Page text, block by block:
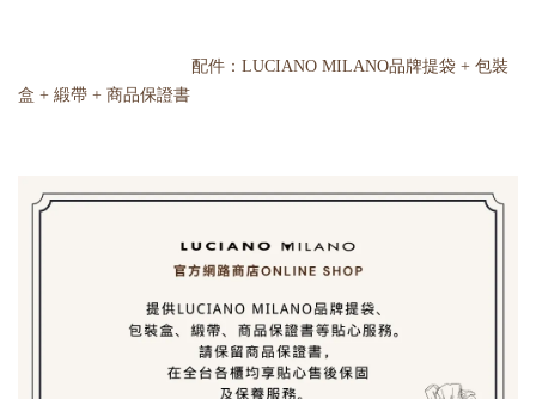
配件：LUCIANO MILANO品牌提袋 + 包裝
盒 + 緞帶 + 商品保證書